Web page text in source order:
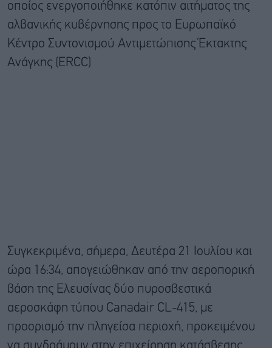
οποίος ενεργοποιήθηκε κατόπιν αιτήματος της
αλβανικής κυβέρνησης προς το Ευρωπαϊκό
Κέντρο Συντονισμού Αντιμετώπισης Έκτακτης
Ανάγκης (ERCC)
Συγκεκριμένα, σήμερα, Δευτέρα 21 Ιουλίου και
ώρα 16:34, απογειώθηκαν από την αεροπορική
βάση της Ελευσίνας δύο πυροσβεστικά
αεροσκάφη τύπου Canadair CL-415, με
προορισμό την πληγείσα περιοχή, προκειμένου